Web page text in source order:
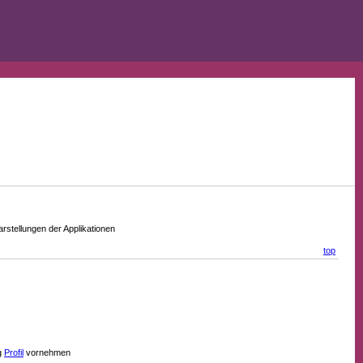
der Applikationen
top
Profil vornehmen